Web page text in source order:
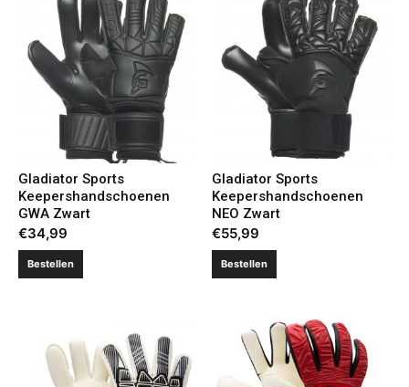
Gladiator Sports
Keepershandschoenen
GWA Zwart
€34,99
Bestellen
Gladiator Sports
Keepershandschoenen
NEO Zwart
€55,99
Bestellen